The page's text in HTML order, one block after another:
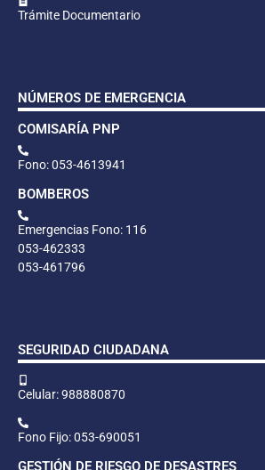
Trámite Documentario
NÚMEROS DE EMERGENCIA
COMISARÍA PNP
Fono: 053-4613941
BOMBEROS
Emergencias Fono: 116
053-462333
053-461796
SEGURIDAD CIUDADANA
Celular: 988880870
Fono Fijo: 053-690051
GESTIÓN DE RIESGO DE DESASTRES